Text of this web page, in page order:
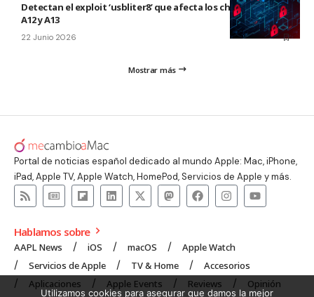
Detectan el exploit ‘usbliter8’ que afecta los chips de Apple
A12 y A13
22 Junio 2026
Mostrar más
Portal de noticias español dedicado al mundo Apple: Mac, iPhone,
iPad, Apple TV, Apple Watch, HomePod, Servicios de Apple y más.
Hablamos sobre
AAPL News iOS macOS
Apple Watch
Servicios de Apple
TV & Home
Accesorios
Aplicaciones
Apple Events Reviews Opinión
Utilizamos cookies para asegurar que damos la mejor